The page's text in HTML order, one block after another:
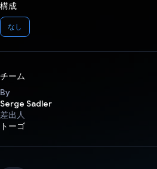
構成
なし
チーム
By
Serge Sadler
差出人
トーゴ